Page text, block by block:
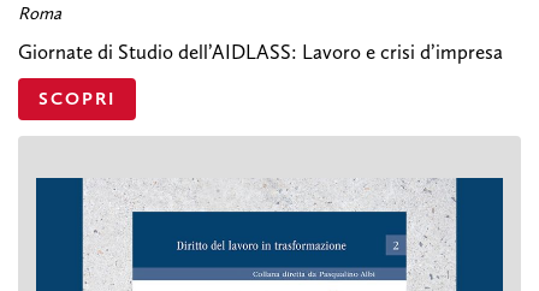
Roma
Giornate di Studio dell’AIDLASS: Lavoro e crisi d’impresa
SCOPRI